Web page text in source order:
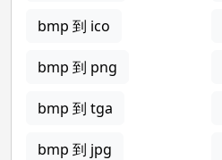
bmp 到 ico
bmp 到 png
bmp 到 tga
bmp 到 jpg